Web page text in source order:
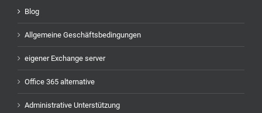
Blog
Allgemeine Geschäftsbedingungen
eigener Exchange server
Office 365 alternative
Administrative Unterstützung